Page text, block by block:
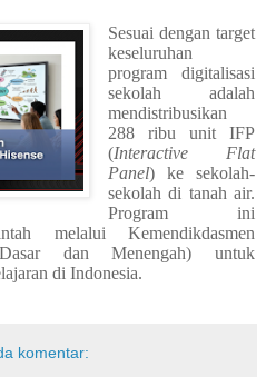
Sesuai dengan target
keseluruhan
program digitalisasi
sekolah adalah
mendistribusikan
288 ribu unit IFP
(Interactive Flat
Panel) ke sekolah-
sekolah di tanah air.
Program ini
melalui Kemendikdasmen
dan Menengah) untuk
di Indonesia.
komentar: